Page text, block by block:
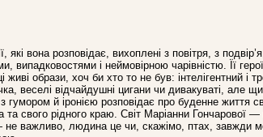
вона розповідає, вихоплені з повітря, з
випадковостями і неймовірною чарівністю. Її
образи, хоч би хто то не був: інтелігентний і
веселі відчайдушні цигани чи дивакуваті, але
й іронією розповідає про буденне життя
та свого рiдного краю. Світ Маріанни Гончарової
не важливо, людина це чи, скажімо, птах, завжди